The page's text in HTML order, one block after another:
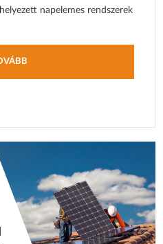
napelemes rendszerek